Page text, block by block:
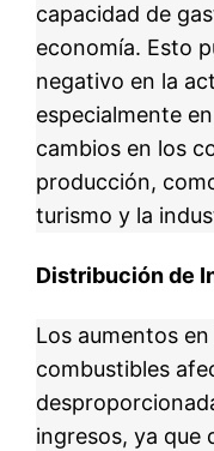
capacidad de
economía. Esto
negativo en la
especialmente
cambios en los
producción,
turismo y la
Distribución de
Los aumentos
combustibles
ingresos, ya que